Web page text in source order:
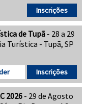
Inscrições
de Tupã - 28 a 29
Turística - Tupã, SP
Inscrições
2026- 29 de Agosto